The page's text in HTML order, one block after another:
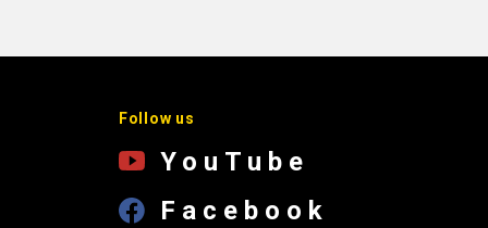
Follow us
YouTube
Facebook